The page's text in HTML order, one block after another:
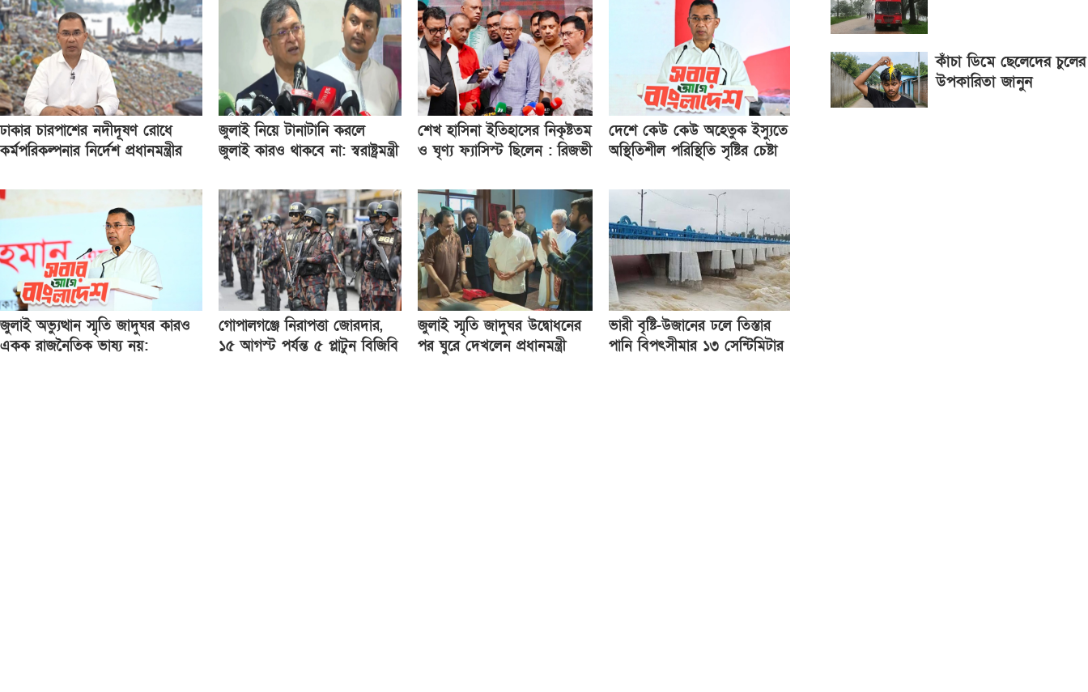
ঢাকার চারপাশের নদীদূষণ রোধে
কর্মপরিকল্পনার নির্দেশ প্রধানমন্ত্রীর
জুলাই নিয়ে টানাটানি করলে
জুলাই কারও থাকবে না: স্বরাষ্ট্রমন্ত্রী
শেখ হাসিনা ইতিহাসের নিকৃষ্টতম
ও ঘৃণ্য ফ্যাসিস্ট ছিলেন : রিজভী
দেশে কেউ কেউ অহেতুক ইস্যুতে
অস্থিতিশীল পরিস্থিতি সৃষ্টির চেষ্টা
জুলাই অভ্যুত্থান স্মৃতি জাদুঘর কারও
একক রাজনৈতিক ভাষ্য নয়:
গোপালগঞ্জে নিরাপত্তা জোরদার,
১৫ আগস্ট পর্যন্ত ৫ প্লাটুন বিজিবি
জুলাই স্মৃতি জাদুঘর উদ্বোধনের
পর ঘুরে দেখলেন প্রধানমন্ত্রী
ভারী বৃষ্টি-উজানের ঢলে তিস্তার
পানি বিপৎসীমার ১৩ সেন্টিমিটার
কাঁচা ডিমে ছেলেদের চুলের
উপকারিতা জানুন